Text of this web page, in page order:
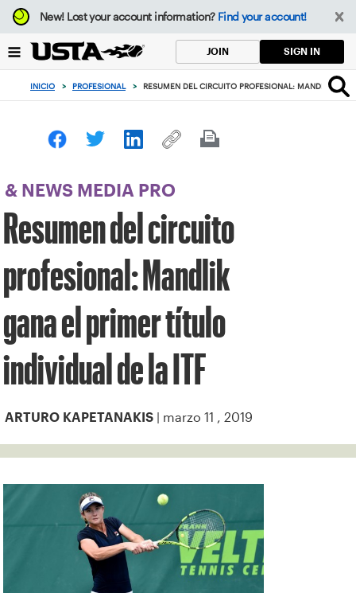
Enfoque
desde
botón
volver
principio
New!Lost your account information? Find your account!
JOIN SIGN IN
INICIO > PROFESIONAL > RESUMEN DEL CIRCUITO PROFESIONAL: MANDLIK
& NEWS MEDIA PRO
Resumen del circuito
profesional: Mandlik
gana el primer título
individual de la ITF
ARTURO KAPETANAKIS | marzo 11 , 2019